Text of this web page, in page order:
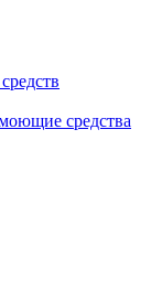
средства